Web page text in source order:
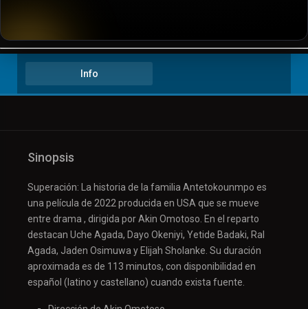
▶️ Play
Info
Sinopsis
Superación: La historia de la familia Antetokounmpo es
una película de 2022 producida en USA que se mueve
entre drama , dirigida por Akin Omotoso. En el reparto
destacan Uche Agada, Dayo Okeniyi, Yetide Badaki, Ral
Agada, Jaden Osimuwa y Elijah Sholanke. Su duración
aproximada es de 113 minutos, con disponibilidad en
español (latino y castellano) cuando exista fuente.